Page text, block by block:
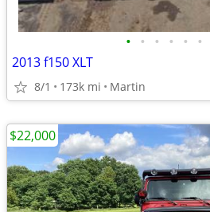
• • • • • •
2013 f150 XLT
8/1 173k mi Martin
$22,000